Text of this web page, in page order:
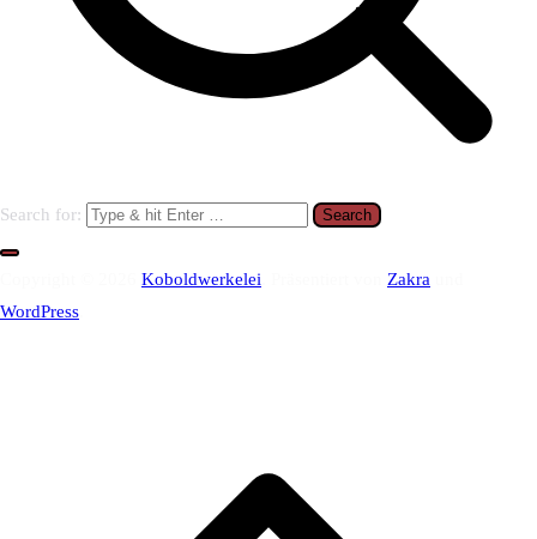
Search for:
Koboldwerkelei Zakra
WordPress